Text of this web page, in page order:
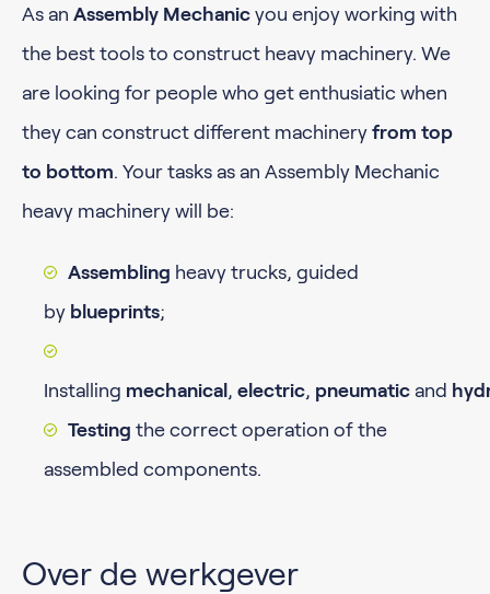
As an Assembly Mechanic you enjoy working with
the best tools to construct heavy machinery. We
are looking for people who get enthusiatic when
they can construct different machinery from top
to bottom. Your tasks as an Assembly Mechanic
heavy machinery will be:
Assembling heavy trucks, guided
by blueprints;
Installing mechanical , electric, pneumatic and
Testing the correct operation of the
assembled components.
Over de werkgever